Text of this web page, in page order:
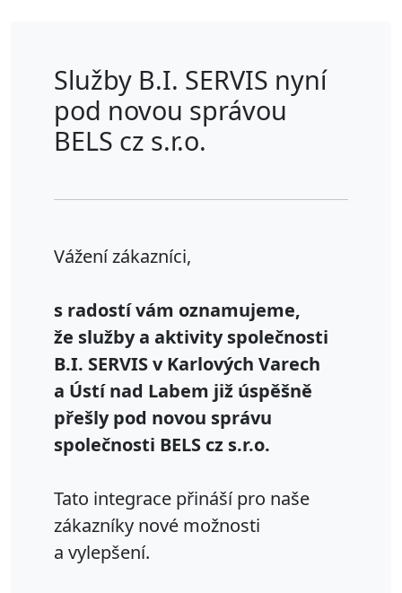
Služby B.I. SERVIS nyní
pod novou správou
BELS cz s.r.o.
Vážení zákazníci,
s radostí vám oznamujeme,
že služby a aktivity společnosti
B.I. SERVIS v Karlových Varech
a Ústí nad Labem již úspěšně
přešly pod novou správu
společnosti BELS cz s.r.o.
Tato integrace přináší pro naše
zákazníky nové možnosti
a vylepšení.